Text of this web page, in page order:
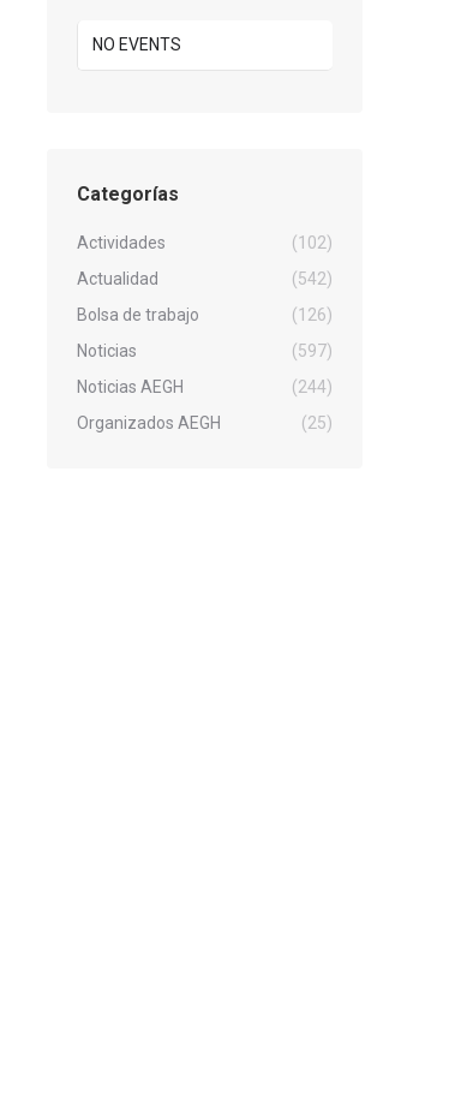
NO EVENTS
Categorías
Actividades
(102)
Actualidad
(542)
Bolsa de trabajo
(126)
Noticias
(597)
Noticias AEGH
(244)
Organizados AEGH
(25)